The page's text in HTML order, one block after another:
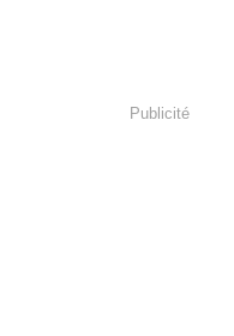
Publicité